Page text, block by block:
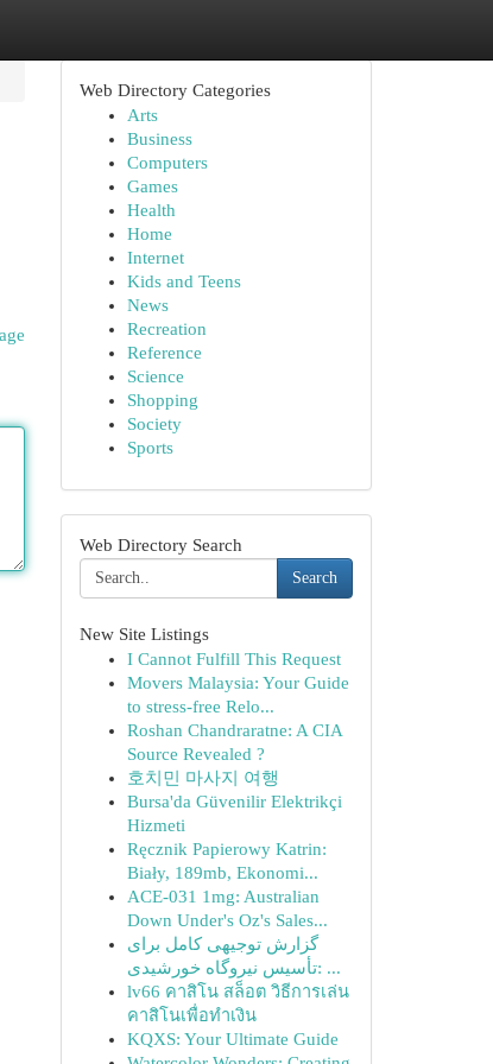
Web Directory Categories
Arts
Business
Computers
Games
Health
Home
Internet
Kids and Teens
News
Recreation
Reference
Science
Shopping
Society
Sports
Web Directory Search
Search
New Site Listings
I Cannot Fulfill This Request
Movers Malaysia: Your Guide
to stress-free Relo...
Roshan Chandraratne: A CIA
Source Revealed ?
호치민 마사지 여행
Bursa'da Güvenilir Elektrikçi
Hizmeti
Ręcznik Papierowy Katrin:
Biały, 189mb, Ekonomi...
ACE-031 1mg: Australian
Down Under's Oz's Sales...
گزارش توجیهی کامل برای
تأسیس نیروگاه خورشیدی: ...
lv66 คาสิโน สล็อต วิธีการเล่น
คาสิโนเพื่อทำเงิน
KQXS: Your Ultimate Guide